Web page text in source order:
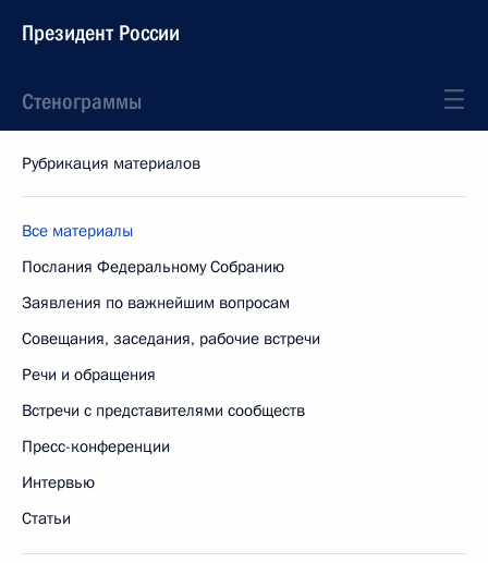
Президент России
Стенограммы
Рубрикация материалов
Все материалы
Послания Федеральному Собранию
Заявления по важнейшим вопросам
Совещания, заседания, рабочие встречи
Речи и обращения
Встречи с представителями сообществ
Пресс-конференции
Интервью
Статьи